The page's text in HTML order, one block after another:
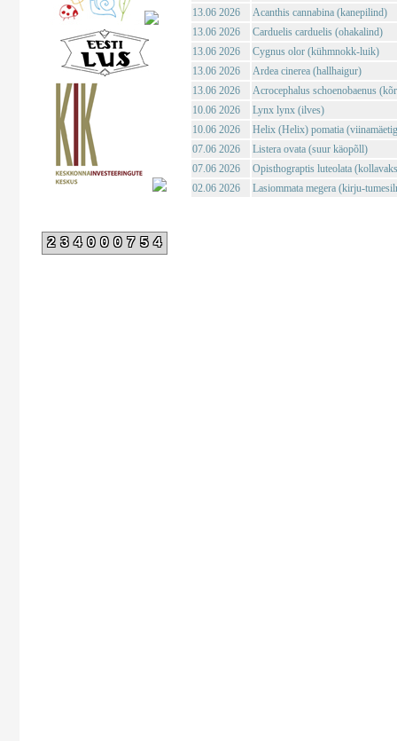
234000754
13.06 2026
Acanthis cannabina (kanepilind)
13.06 2026
Carduelis carduelis (ohakalind)
13.06 2026
Cygnus olor (kühmnokk-luik)
13.06 2026
Ardea cinerea (hallhaigur)
13.06 2026
Acrocephalus schoenobaenus
10.06 2026
Lynx lynx (ilves)
10.06 2026
Helix (Helix) pomatia
07.06 2026
Listera ovata (suur käopõll)
07.06 2026
Opisthograptis luteolata
02.06 2026
Lasiommata megera (kirju-